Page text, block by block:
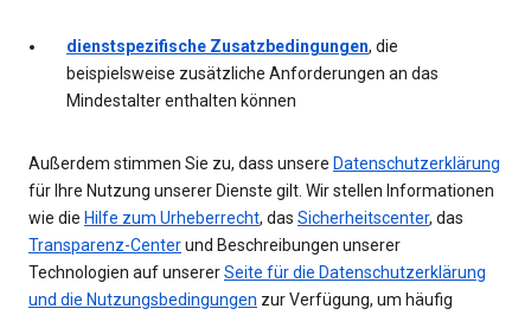
dienstspezifische Zusatzbedingungen, die
beispielsweise zusätzliche Anforderungen an das
Mindestalter enthalten können
Außerdem stimmen Sie zu, dass unsere Datenschutzerklärung
für Ihre Nutzung unserer Dienste gilt. Wir stellen Informationen
wie die Hilfe zum Urheberrecht, das Sicherheitscenter, das
Transparenz-Centerund Beschreibungen unserer
Technologien auf unsererSeite für die Datenschutzerklärung
und die Nutzungsbedingungen zur Verfügung, um häufig